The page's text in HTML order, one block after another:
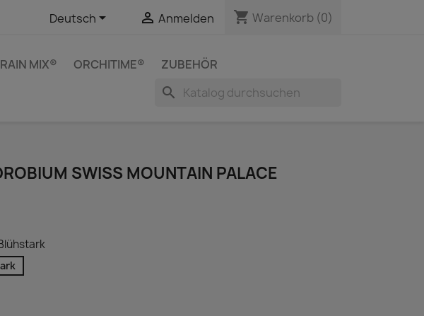
Deutsch  Anmelden shopping_cart Warenkorb (0)
RAIN MIX® ORCHITIME® ZUBEHÖR
search
SWISS MOUNTAIN PALACE